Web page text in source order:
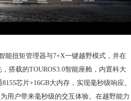
能扭矩管理器与7+X一键越野模式，并在
搭载的TOUROS3.0智能座舱，内置科大
芯片+16GB大内存，实现毫秒级响应。
用户带来毫秒级的交互体验。在越野能力